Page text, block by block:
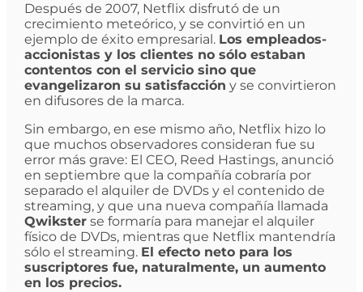
Después de 2007, Netflix disfrutó de un
crecimiento meteórico, y se convirtió en un
ejemplo de éxito empresarial. Los empleados-
accionistas y los clientes no sólo estaban
contentos con el servicio sino que
evangelizaron su satisfacción y se convirtieron
en difusores de la marca.
Sin embargo, en ese mismo año, Netflix hizo lo
que muchos observadores consideran fue su
error más grave: El CEO, Reed Hastings, anunció
en septiembre que la compañía cobraría por
separado el alquiler de DVDs y el contenido de
streaming, y que una nueva compañía llamada
Qwiksterse formaría para manejar el alquiler
físico de DVDs, mientras que Netflix mantendría
sólo el streaming. El efecto neto para los
suscriptores fue, naturalmente, un aumento
en los precios.